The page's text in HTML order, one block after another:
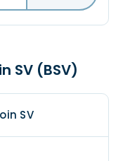
SV (BSV)
SV